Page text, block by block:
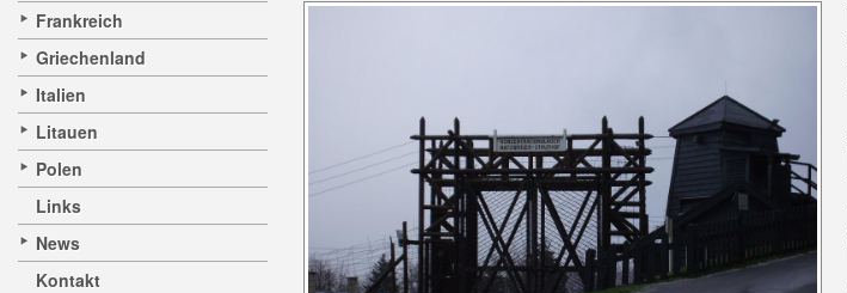
Frankreich
Griechenland
Italien
Litauen
Polen
Links
News
Kontakt